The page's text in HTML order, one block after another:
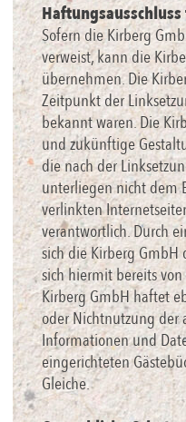
Sofern die Kirberg
verweist, kann die
übernehmen. Die
Zeitpunkt der
bekannt waren. Die
und zukünftige
die nach der
unterliegen nicht dem
verlinkten
verantwortlich. Durch
sich die Kirberg
sich hiermit bereits
Kirberg GmbH haftet
oder Nichtnutzung der
Informationen und
eingerichteten
Gleiche.